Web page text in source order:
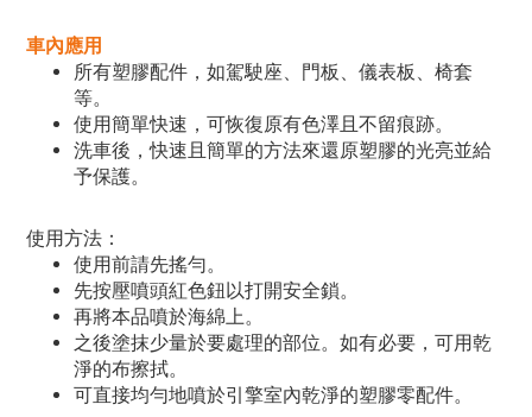
車內應用
所有塑膠配件，如駕駛座、門板、儀表板、椅套
等。
使用簡單快速，可恢復原有色澤且不留痕跡。
洗車後，快速且簡單的方法來還原塑膠的光亮並給
予保護。
使用方法：
使用前請先搖勻。
先按壓噴頭紅色鈕以打開安全鎖。
再將本品噴於海綿上。
之後塗抹少量於要處理的部位。如有必要，可用乾
淨的布擦拭。
可直接均勻地噴於引擎室內乾淨的塑膠零配件。